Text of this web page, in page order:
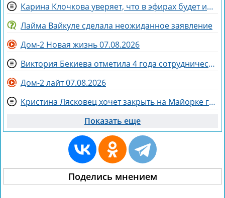
Карина Клочкова уверяет, что в эфирах будет интересна её пара с Евгением Петуховым
Лайма Вайкуле сделала неожиданное заявление
Дом-2 Новая жизнь 07.08.2026
Виктория Бекиева отметила 4 года сотрудничества с Домом 2
Дом-2 лайт 07.08.2026
Кристина Лясковец хочет закрыть на Майорке гештальт
Показать еще
Поделись мнением